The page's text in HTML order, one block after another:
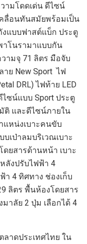
ามโดดเด่น ดีไซน์
ลื่อนทันสมัยพร้อมเป็น
แบบฟาสต์แบ็ก ประตู
าโนรามาแบบกัน
ามจุ 71 ลิตร มือจับ
ย New Sport ไฟ
DRL) ไฟท้าย LED
ไซน์แบบ Sport ประตู
ติ และดีไซน์ภายใน
แหน่งเบาะคนขับ
เป่าลมบริเวณเบาะ
ยสารด้านหน้า เบาะ
ลังปรับไฟฟ้า 4
า 4 ทิศทาง ช่องเก็บ
ลิตร พื้นห้องโดยสาร
าลัย 2 ปุ่ม เลือกได้ 4
าดประเทศไทย ใน